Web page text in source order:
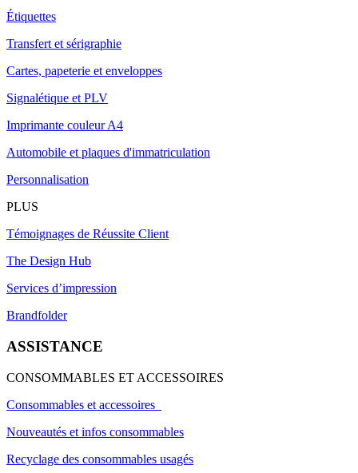
Étiquettes
Transfert et sérigraphie
Cartes, papeterie et enveloppes
Signalétique et PLV
Imprimante couleur A4
Automobile et plaques d'immatriculation
Personnalisation
PLUS
Témoignages de Réussite Client
The Design Hub
Services d’impression
Brandfolder
ASSISTANCE
CONSOMMABLES ET ACCESSOIRES
Consommables et accessoires
Nouveautés et infos consommables
Recyclage des consommables usagés